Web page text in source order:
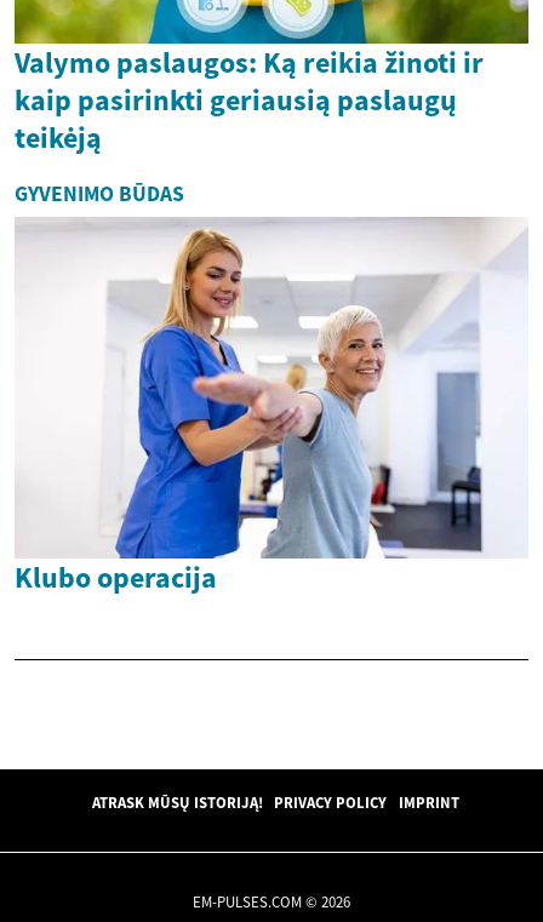
Valymo paslaugos: Ką reikia žinoti ir
kaip pasirinkti geriausią paslaugų
teikėją
GYVENIMO BŪDAS
Klubo operacija
ATRASK MŪSŲ ISTORIJĄ! PRIVACY POLICY IMPRINT
EM-PULSES.COM © 2026